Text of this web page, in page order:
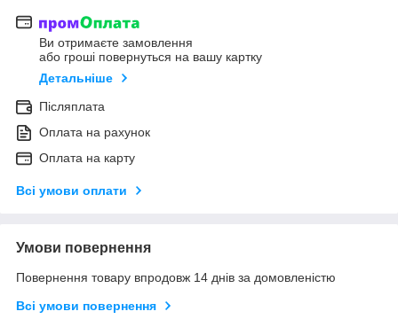
Ви отримаєте замовлення
або гроші повернуться на вашу картку
Детальніше
Післяплата
Оплата на рахунок
Оплата на карту
Всі умови оплати
Умови повернення
Повернення товару впродовж 14 днів за домовленістю
Всі умови повернення